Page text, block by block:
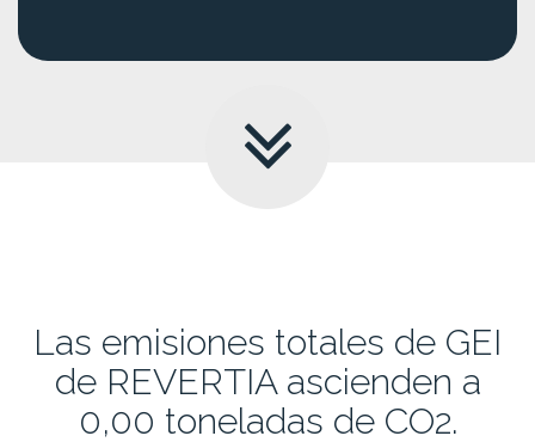
Las emisiones totales de GEI
de REVERTIA ascienden a
0,00 toneladas de CO2.